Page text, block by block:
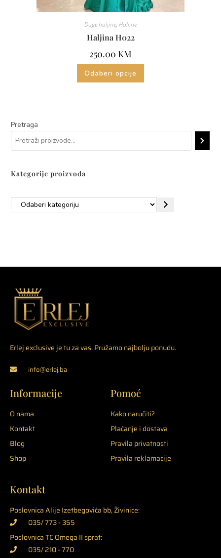
Duge haljine, Haljine
Haljina H022
250.00 KM
Odaberi opcije
Pretraga
Kategorije proizvoda
Erlej exclusive je tu za vas. Pružamo najbolju ponudu.
info@erlej.ba
Informacije
O nama
Kontakt
Blog
Shop
Pomoć
Kako naručiti?
Plaćanje i dostava
Pravila privatnosti
Pravila reklamacije
Kontakt
Poslovnica Alije Izetbegovića bb, Živinice:
035/ 773 - 355
Poslovnica TC Omega II sprat:
035/ 210 - 770